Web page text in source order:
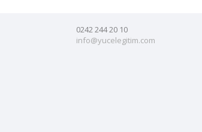
0242 244 20 10
info@yucelegitim.com